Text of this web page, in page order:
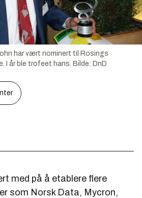
har vært nominert til Rosings
I år ble trofeet hans. Bilde: DnD
med på å etablere flere
som Norsk Data, Mycron,